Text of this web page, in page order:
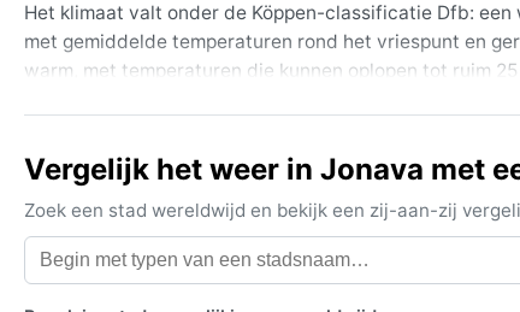
Het klimaat valt onder de Köppen-classificatie Dfb:
met gemiddelde temperaturen rond het vriespunt en
warm, met temperaturen die kunnen oplopen tot ruim
De beste reistijd voor aangenaam weer is van eind mei
de kans op zware regen beperkt. Opvallende
sneeuwdekking in de winter, die het platteland in een
orkanen of moessons, maar de wisseling van de
continentaal ritme – koude winters en milde zomers –
Vergelijk het weer in Jonava met
Zoek een stad wereldwijd en bekijk een zij-aan-zij